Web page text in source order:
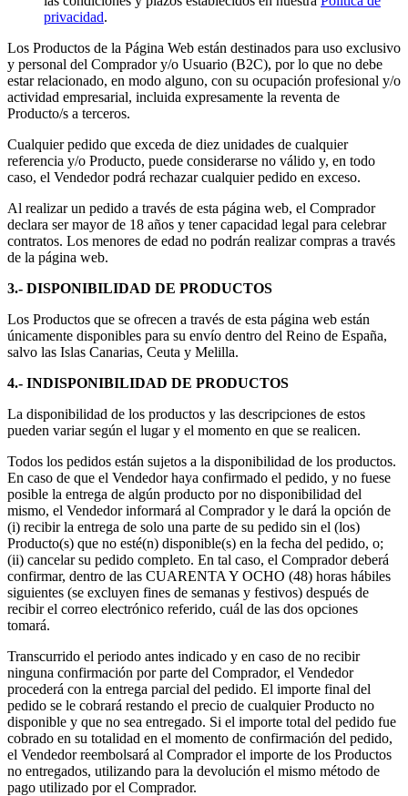
privacidad.
Los Productos de la Página Web están destinados para uso exclusivo
y personal del Comprador y/o Usuario (B2C), por lo que no debe
estar relacionado, en modo alguno, con su ocupación profesional y/o
actividad empresarial, incluida expresamente la reventa de
Producto/s a terceros.
Cualquier pedido que exceda de diez unidades de cualquier
referencia y/o Producto, puede considerarse no válido y, en todo
caso, el Vendedor podrá rechazar cualquier pedido en exceso.
Al realizar un pedido a través de esta página web, el Comprador
declara ser mayor de 18 años y tener capacidad legal para celebrar
contratos. Los menores de edad no podrán realizar compras a través
de la página web.
3.- DISPONIBILIDAD DE PRODUCTOS
Los Productos que se ofrecen a través de esta página web están
únicamente disponibles para su envío dentro del Reino de España,
salvo las Islas Canarias, Ceuta y Melilla.
4.- INDISPONIBILIDAD DE PRODUCTOS
La disponibilidad de los productos y las descripciones de estos
pueden variar según el lugar y el momento en que se realicen.
Todos los pedidos están sujetos a la disponibilidad de los productos.
En caso de que el Vendedor haya confirmado el pedido, y no fuese
posible la entrega de algún producto por no disponibilidad del
mismo, el Vendedor informará al Comprador y le dará la opción de
(i) recibir la entrega de solo una parte de su pedido sin el (los)
Producto(s) que no esté(n) disponible(s) en la fecha del pedido, o;
(ii) cancelar su pedido completo. En tal caso, el Comprador deberá
confirmar, dentro de las CUARENTA Y OCHO (48) horas hábiles
siguientes (se excluyen fines de semanas y festivos) después de
recibir el correo electrónico referido, cuál de las dos opciones
tomará.
Transcurrido el periodo antes indicado y en caso de no recibir
ninguna confirmación por parte del Comprador, el Vendedor
procederá con la entrega parcial del pedido. El importe final del
pedido se le cobrará restando el precio de cualquier Producto no
disponible y que no sea entregado. Si el importe total del pedido fue
cobrado en su totalidad en el momento de confirmación del pedido,
el Vendedor reembolsará al Comprador el importe de los Productos
no entregados, utilizando para la devolución el mismo método de
pago utilizado por el Comprador.